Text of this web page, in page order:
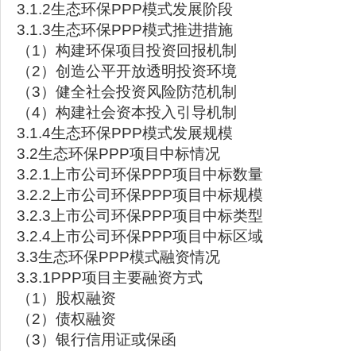
3.1.2生态环保PPP模式发展阶段
3.1.3生态环保PPP模式推进措施
（1）构建环保项目投资回报机制
（2）创造公平开放透明投资环境
（3）健全社会投资风险防范机制
（4）构建社会资本投入引导机制
3.1.4生态环保PPP模式发展规模
3.2生态环保PPP项目中标情况
3.2.1上市公司环保PPP项目中标数量
3.2.2上市公司环保PPP项目中标规模
3.2.3上市公司环保PPP项目中标类型
3.2.4上市公司环保PPP项目中标区域
3.3生态环保PPP模式融资情况
3.3.1PPP项目主要融资方式
（1）股权融资
（2）债权融资
（3）银行信用证或保函